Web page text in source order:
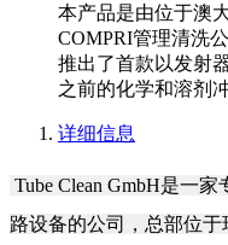
本产品是由位于澳
COMPRI管理清洗
推出了首款以发射
之前的化学和溶剂冲
详细信息
Tube Clean GmbH是一
路设备的公司，总部位